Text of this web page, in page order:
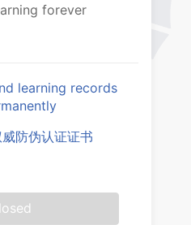
forever
learning records
防伪认证证书